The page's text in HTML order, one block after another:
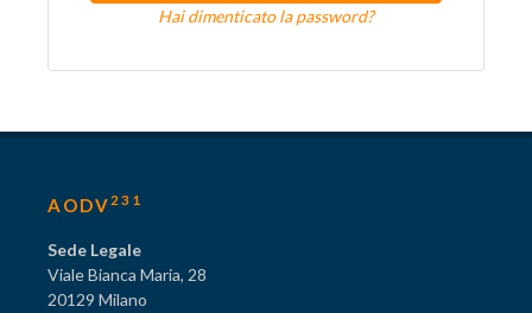
Hai dimenticato la password?
AODV 231
Sede Legale
Viale Bianca Maria, 28
20129 Milano